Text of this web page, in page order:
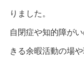
りました。
自閉症や知的障が
きる余暇活動の場